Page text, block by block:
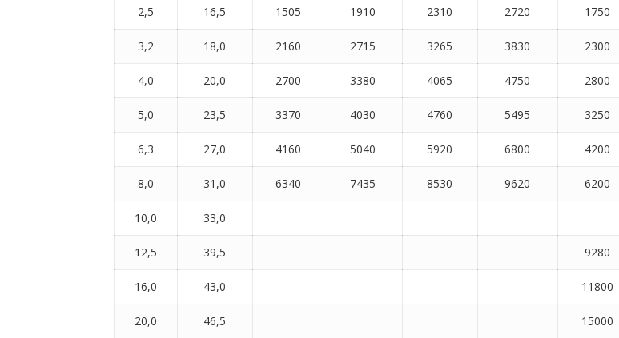
2,5 16,5 1505 1910 2310 2720 1750
3,2 18,0 2160 2715 3265 3830 2300
4,0 20,0 2700 3380 4065 4750 2800
5,0 23,5 3370 4030 4760 5495 3250
6,3 27,0 4160 5040 5920 6800 4200
8,0 31,0 6340 7435 8530 9620 6200
10,0 33,0
12,5 39,5 9280
16,0 43,0 11800
20,0 46,5 15000